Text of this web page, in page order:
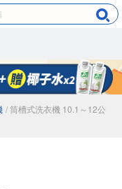
/ 筒槽式洗衣機 10.1～12公